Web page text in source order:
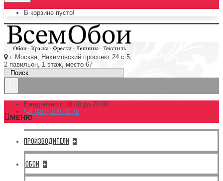
В корзине пусто!
г. Москва, Нахимовский проспект 24 с 5,
2 павильон, 1 этаж, место 67
Ежедневно с 10:00 до 20:00
8 (495) 109-02-76
МЕНЮ
ПРОИЗВОДИТЕЛИ +
ОБОИ +